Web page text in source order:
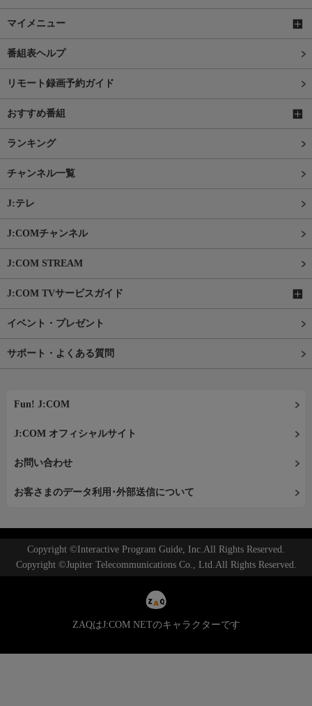
マイメニュー
番組表ヘルプ
リモート録画予約ガイド
おすすめ番組
ランキング
チャンネル一覧
J:テレ
J:COMチャンネル
J:COM STREAM
J:COM TVサービスガイド
イベント・プレゼント
サポート・よくある質問
Fun! J:COM
J:COM オフィシャルサイト
お問い合わせ
お客さまのデータ利用･外部送信について
Copyright ©Interactive Program Guide, Inc.All Rights Reserved.
Copyright ©Jupiter Telecommunications Co., Ltd.All Rights Reserved.
ZAQはJ:COM NETのキャラクターです